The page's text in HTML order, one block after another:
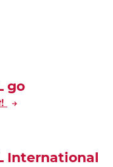
go
International